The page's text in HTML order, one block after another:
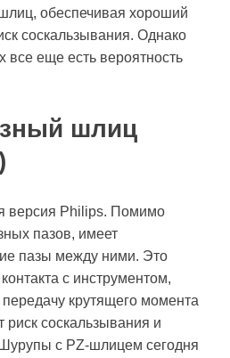
обеспечивая хороший
соскальзывания. Однако
все еще есть вероятность
шлиц
версия Philips. Помимо
пазов, имеет
пазы между ними. Это
с инструментом,
крутящего момента
риск соскальзывания и
с PZ-шлицем сегодня